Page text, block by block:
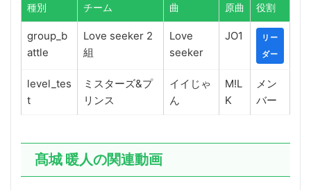
種別 チーム 曲 原曲 役割
group_b
attle
Love seeker 2
組
Love
seeker
JO1
リー
ダー
level_tes
t
ミスターズ&プ
リンス
イイじゃ
ん
M!L
K
メン
バー
髙城 暖人の関連動画